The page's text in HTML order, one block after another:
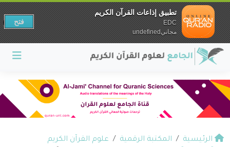
الرئيسية المكتبة الرقمية
علوم القرآن الكريم
تطبيق إذاعات القرآن الكريم
EDC
مجانيundefined
فتح